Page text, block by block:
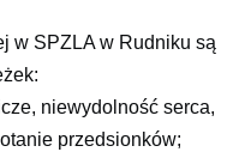
w SPZLA w Rudniku są
niewydolność serca,
przedsionków;